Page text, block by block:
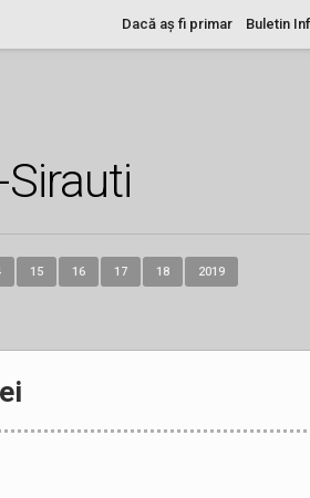
Buletin
Dacă aș fi primar
15 16 17 18 2019